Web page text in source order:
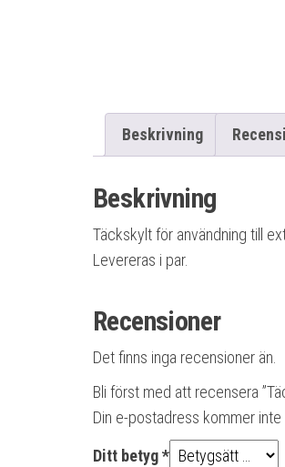
Beskrivning
Beskrivning
Täckskylt för användning till
Levereras i par.
Recensioner
Det finns inga recensioner än.
Bli först med att recensera
Din e-postadress kommer inte
Ditt betyg*